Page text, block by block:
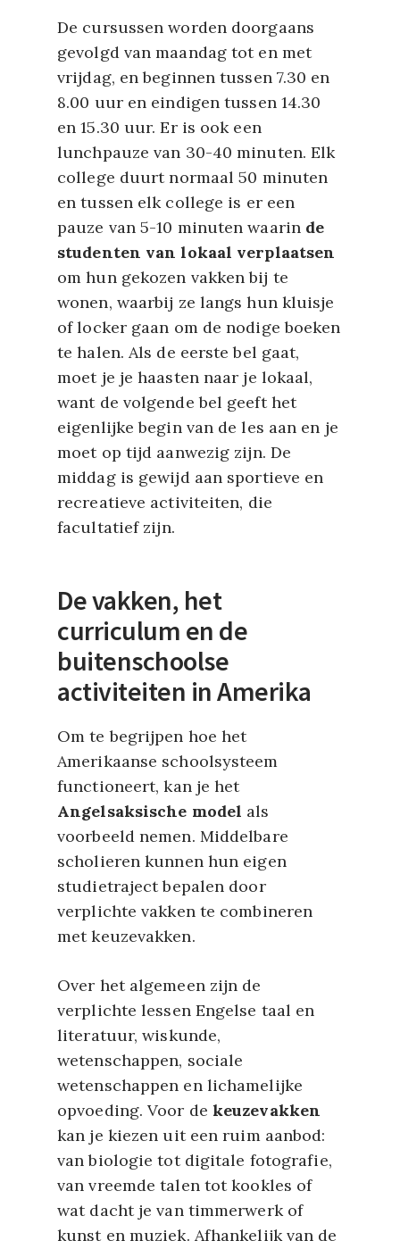
De cursussen worden doorgaans
gevolgd van maandag tot en met
vrijdag, en beginnen tussen 7.30 en
8.00 uur en eindigen tussen 14.30
en 15.30 uur. Er is ook een
lunchpauze van 30-40 minuten. Elk
college duurt normaal 50 minuten
en tussen elk college is er een
pauze van 5-10 minuten waarin de
studenten van lokaal verplaatsen
om hun gekozen vakken bij te
wonen, waarbij ze langs hun kluisje
of locker gaan om de nodige boeken
te halen. Als de eerste bel gaat,
moet je je haasten naar je lokaal,
want de volgende bel geeft het
eigenlijke begin van de les aan en je
moet op tijd aanwezig zijn. De
middag is gewijd aan sportieve en
recreatieve activiteiten, die
facultatief zijn.
De vakken, het
curriculum en de
buitenschoolse
activiteiten in Amerika
Om te begrijpen hoe het
Amerikaanse schoolsysteem
functioneert, kan je het
Angelsaksische model als
voorbeeld nemen. Middelbare
scholieren kunnen hun eigen
studietraject bepalen door
verplichte vakken te combineren
met keuzevakken.
Over het algemeen zijn de
verplichte lessen Engelse taal en
literatuur, wiskunde,
wetenschappen, sociale
wetenschappen en lichamelijke
opvoeding. Voor de keuzevakken
kan je kiezen uit een ruim aanbod:
van biologie tot digitale fotografie,
van vreemde talen tot kookles of
wat dacht je van timmerwerk of
kunst en muziek. Afhankelijk van de